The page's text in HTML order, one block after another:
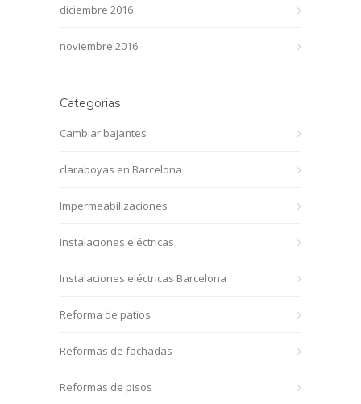
diciembre 2016
noviembre 2016
Categorias
Cambiar bajantes
claraboyas en Barcelona
Impermeabilizaciones
Instalaciones eléctricas
Instalaciones eléctricas Barcelona
Reforma de patios
Reformas de fachadas
Reformas de pisos